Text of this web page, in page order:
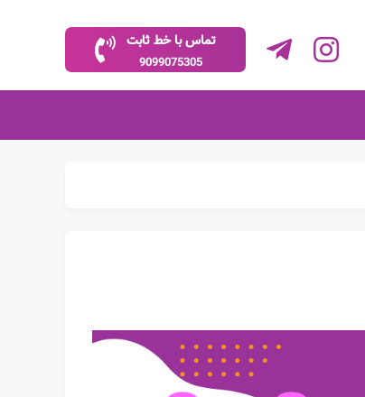
تماس با خط ثابت
9099075305